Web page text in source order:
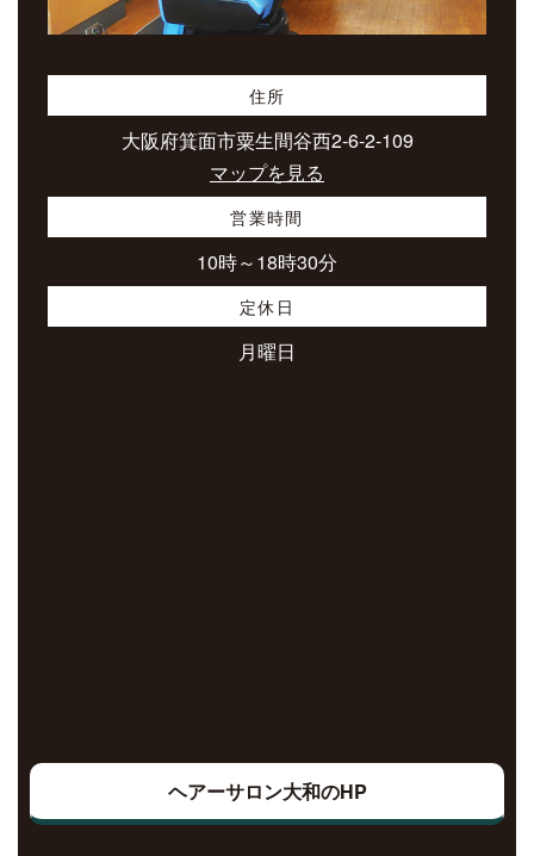
住所
大阪府箕面市粟生間谷西2-6-2-109
マップを見る
営業時間
10時～18時30分
定休日
月曜日
ヘアーサロン大和のHP